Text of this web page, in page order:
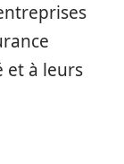
et à leurs